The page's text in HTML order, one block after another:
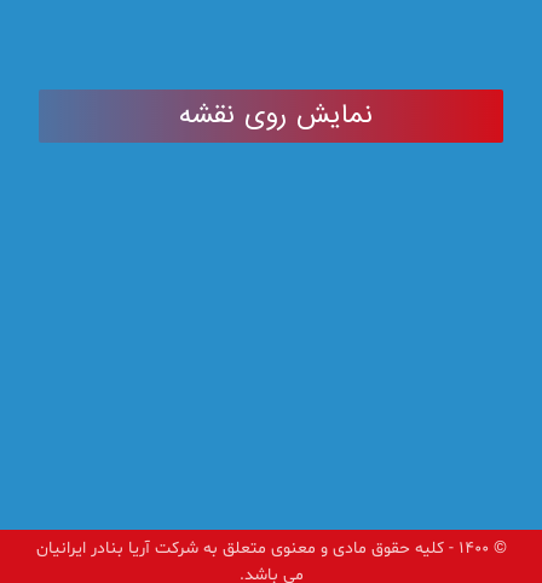
نمایش روی نقشه
© ۱۴۰۰ - کلیه حقوق مادی و معنوی متعلق به شرکت آریا بنادر ایرانیان
می باشد.